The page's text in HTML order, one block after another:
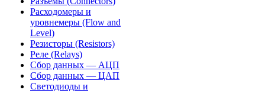
Расходомеры и
уровнемеры (Flow and
Level)
Резисторы (Resistors)
Реле (Relays)
Сбор данных — АЦП
Сбор данных — ЦАП
Светодиоды и